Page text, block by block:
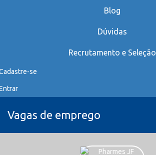
Blog
Dúvidas
Recrutamento e Seleção
se
Vagas de emprego